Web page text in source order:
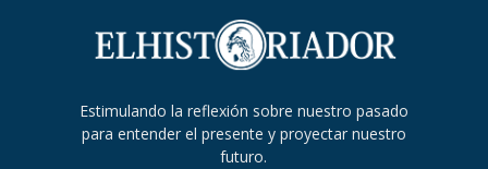
Estimulando la reflexión sobre nuestro pasado
para entender el presente y proyectar nuestro
futuro.